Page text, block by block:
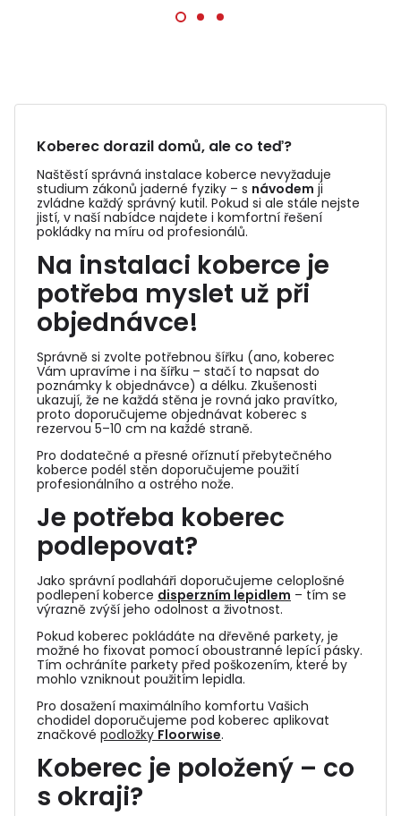
Koberec dorazil domů, ale co teď?
Naštěstí správná instalace koberce nevyžaduje
studium zákonů jaderné fyziky – s návodem ji
zvládne každý správný kutil. Pokud si ale stále nejste
jistí, v naší nabídce najdete i komfortní řešení
pokládky na míru od profesionálů.
Na instalaci koberce je
potřeba myslet už při
objednávce!
Správně si zvolte potřebnou šířku (ano, koberec
Vám upravíme i na šířku – stačí to napsat do
poznámky k objednávce) a délku. Zkušenosti
ukazují, že ne každá stěna je rovná jako pravítko,
proto doporučujeme objednávat koberec s
rezervou 5–10 cm na každé straně.
Pro dodatečné a přesné oříznutí přebytečného
koberce podél stěn doporučujeme použití
profesionálního a ostrého nože.
Je potřeba koberec
podlepovat?
Jako správní podlaháři doporučujeme celoplošné
podlepení koberce disperzním lepidlem – tím se
výrazně zvýší jeho odolnost a životnost.
Pokud koberec pokládáte na dřevěné parkety, je
možné ho fixovat pomocí oboustranné lepící pásky.
Tím ochráníte parkety před poškozením, které by
mohlo vzniknout použitím lepidla.
Pro dosažení maximálního komfortu Vašich
chodidel doporučujeme pod koberec aplikovat
značkové podložky Floorwise.
Koberec je položený – co
s okraji?